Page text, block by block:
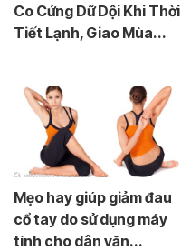
Co Cứng Dữ Dội Khi Thời
Tiết Lạnh, Giao Mùa...
Mẹo hay giúp giảm đau
cổ tay do sử dụng máy
tính cho dân văn...